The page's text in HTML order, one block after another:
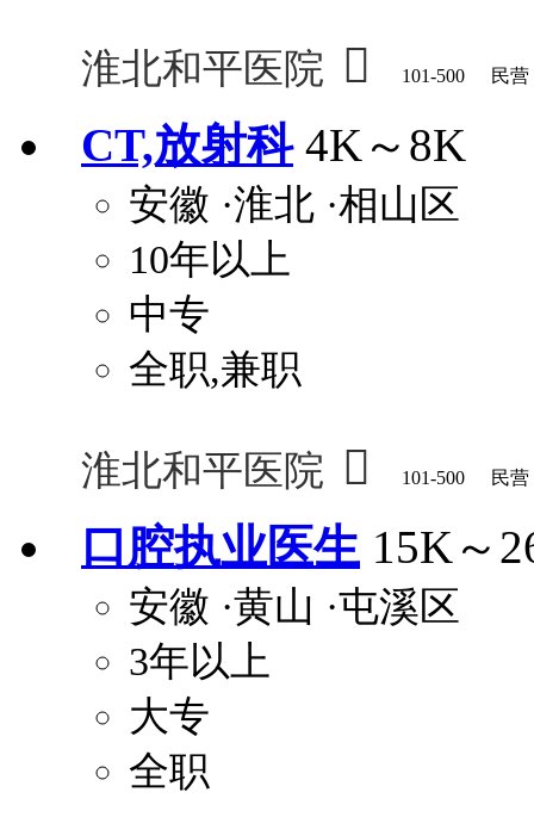
淮北和平医院  101-500 民营
CT,放射科 4K～8K
安徽 ·淮北 ·相山区
10年以上
中专
全职,兼职
淮北和平医院  101-500 民营
口腔执业医生 15K～
安徽 ·黄山 ·屯溪区
3年以上
大专
全职